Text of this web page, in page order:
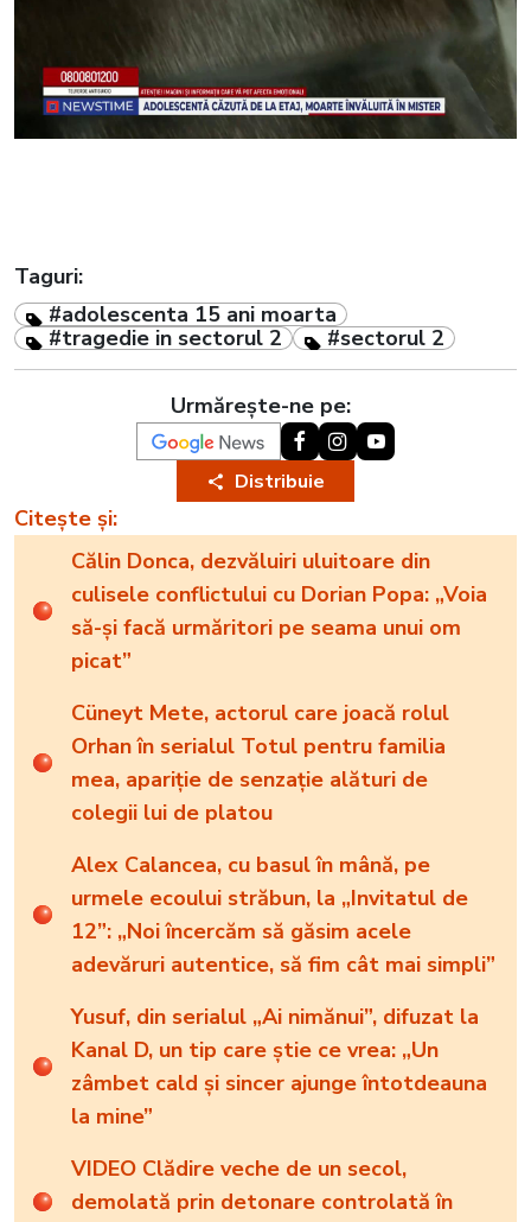
Taguri:
#adolescenta 15 ani moarta
#tragedie in sectorul 2
#sectorul 2
Urmărește-ne pe:
Distribuie
Citește și:
Călin Donca, dezvăluiri uluitoare din
culisele conflictului cu Dorian Popa: „Voia
să-și facă urmăritori pe seama unui om
picat”
Cüneyt Mete, actorul care joacă rolul
Orhan în serialul Totul pentru familia
mea, apariție de senzație alături de
colegii lui de platou
Alex Calancea, cu basul în mână, pe
urmele ecoului străbun, la „Invitatul de
12”: „Noi încercăm să găsim acele
adevăruri autentice, să fim cât mai simpli”
Yusuf, din serialul „Ai nimănui”, difuzat la
Kanal D, un tip care știe ce vrea: „Un
zâmbet cald și sincer ajunge întotdeauna
la mine”
VIDEO Clădire veche de un secol,
demolată prin detonare controlată în